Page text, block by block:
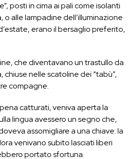
posti in cima ai pali come isolanti
alle lampadine dell’illuminazione
erano il bersaglio preferito,
che diventavano un trastullo da
chiuse nelle scatoline dei “tabù”,
compagne.
catturati, veniva aperta la
lingua avessero un segno che,
assomigliare a una chiave: la
venivano subito lasciati liberi
portato sfortuna.